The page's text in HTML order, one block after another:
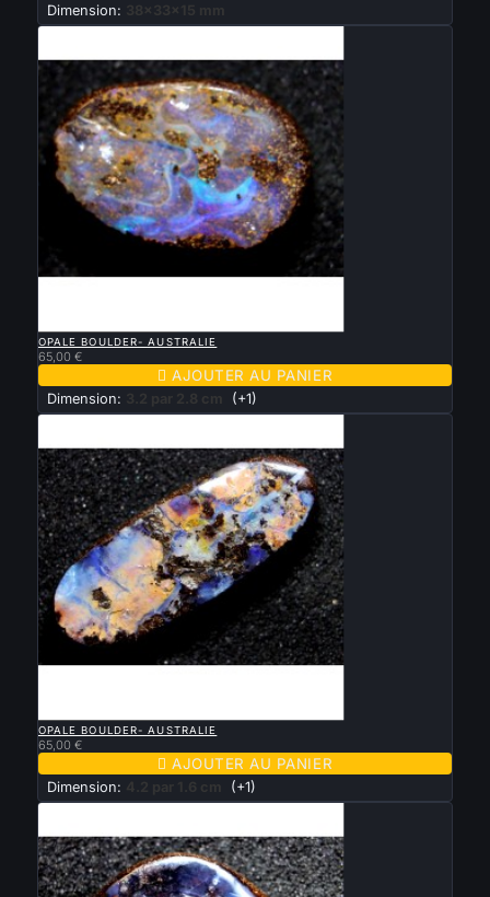
Dimension: 38x33x15 mm
OPALE BOULDER- AUSTRALIE
65,00 €
 AJOUTER AU PANIER
Dimension: 3.2 par 2.8 cm (+1)
OPALE BOULDER- AUSTRALIE
65,00 €
 AJOUTER AU PANIER
Dimension: 4.2 par 1.6 cm (+1)